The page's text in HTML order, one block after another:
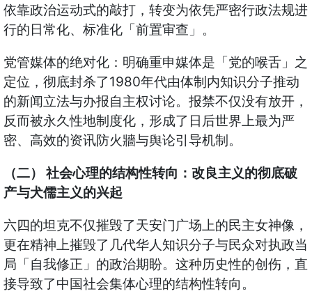
依靠政治运动式的敲打，转变为依凭严密行政法规进
行的日常化、标准化「前置审查」。
党管媒体的绝对化：明确重申媒体是「党的喉舌」之
定位，彻底封杀了1980年代由体制内知识分子推动
的新闻立法与办报自主权讨论。报禁不仅没有放开，
反而被永久性地制度化，形成了日后世界上最为严
密、高效的资讯防火牆与舆论引导机制。
（二） 社会心理的结构性转向：改良主义的彻底破
产与犬儒主义的兴起
六四的坦克不仅摧毁了天安门广场上的民主女神像，
更在精神上摧毁了几代华人知识分子与民众对执政当
局「自我修正」的政治期盼。这种历史性的创伤，直
接导致了中国社会集体心理的结构性转向。